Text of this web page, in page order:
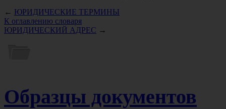
← ЮРИДИЧЕСКИЕ ТЕРМИНЫ
К оглавлению словаря
ЮРИДИЧЕСКИЙ АДРЕС →
Образцы документов